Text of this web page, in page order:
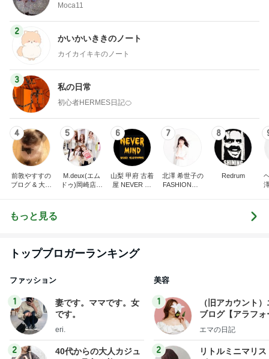
Moca11
2
かいかいききのノート
カイカイキキのノート
3
私の日常
初心者HERMES日記🍊
4
前敦やすすの
ブログ & 大谷
5
M.deux(エム
ドゥ)岡崎店ブ
6
山梨 甲府 古着
屋 NEVER MI
7
北澤 希世子の
FASHION◆bl
8
Redrum
もっと見る
トップブロガーランキング
ファッション
1
妻です。ママです。女
です。
eri.
2
40代からの大人カジュ
美容
1
（旧アカウント
ブログ【アラフォ
社売却セカンドラ
エマの日記
2
リトルミニマリス